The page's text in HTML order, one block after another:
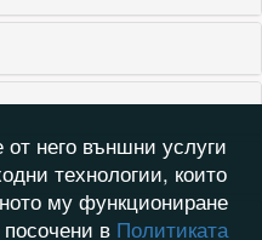
него външни услуги
технологии, които
му функциониране
в Политиката